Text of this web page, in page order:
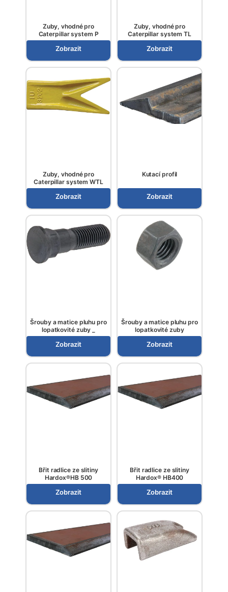
Zuby, vhodné pro
Caterpillar system P
Zobrazit
Zuby, vhodné pro
Caterpillar system TL
Zobrazit
Zuby, vhodné pro
Caterpillar system WTL
Zobrazit
Kutací profil
Zobrazit
Šrouby a matice pluhu pro
lopatkovité zuby _
Zobrazit
Šrouby a matice pluhu pro
lopatkovité zuby
Zobrazit
Břit radlice ze slitiny
Hardox®HB 500
Zobrazit
Břit radlice ze slitiny
Hardox® HB400
Zobrazit